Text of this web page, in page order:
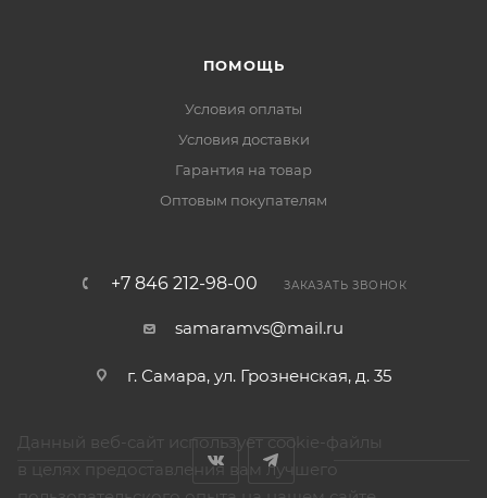
ПОМОЩЬ
Условия оплаты
Условия доставки
Гарантия на товар
Оптовым покупателям
+7 846 212-98-00 ЗАКАЗАТЬ ЗВОНОК
samaramvs@mail.ru
г. Самара, ул. Грозненская, д. 35
Данный веб-сайт использует cookie-файлы
в целях предоставления вам лучшего